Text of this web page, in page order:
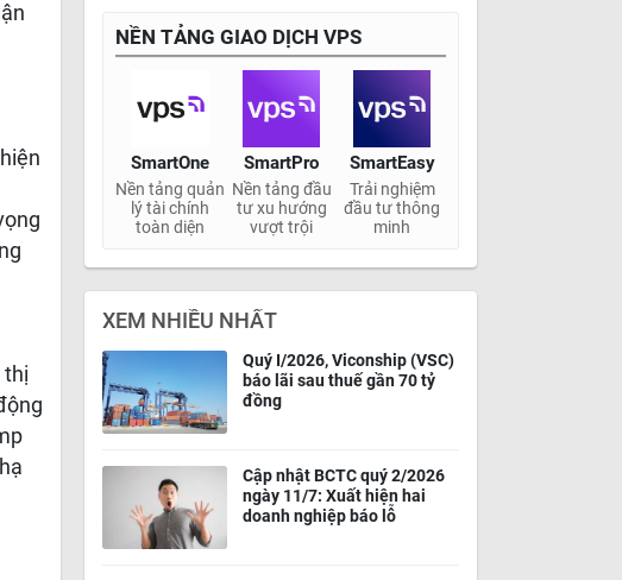
thị
NỀN TẢNG GIAO DỊCH VPS
SmartOne SmartPro SmartEasy
Nền tảng quản
lý tài chính
toàn diện
Nền tảng đầu
tư xu hướng
vượt trội
Trải nghiệm
đầu tư thông
minh
XEM NHIỀU NHẤT
Quý I/2026, Viconship (VSC)
báo lãi sau thuế gần 70 tỷ
đồng
Cập nhật BCTC quý 2/2026
ngày 11/7: Xuất hiện hai
doanh nghiệp báo lỗ